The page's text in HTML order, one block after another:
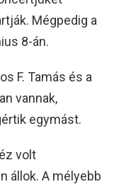
Mégpedig a
8-án.
F. Tamás és a
vannak,
egymást.
volt
állok. A mélyebb